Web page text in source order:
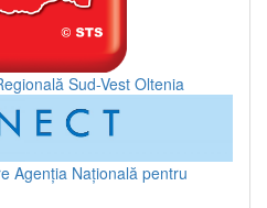
Sud-Vest Oltenia
Agenția Națională pentru